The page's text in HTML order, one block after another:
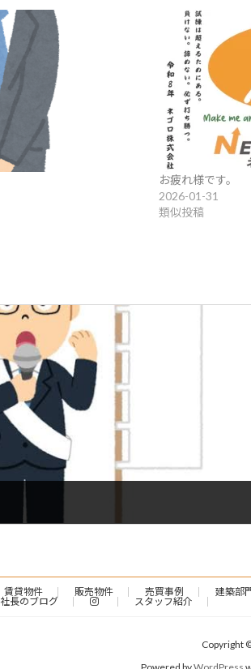
お疲れ様です。
2026-01-31
類似投稿
賃貸物件 販売物件 売買事例 建築部
社長のブログ スタッフ紹介
Copyright